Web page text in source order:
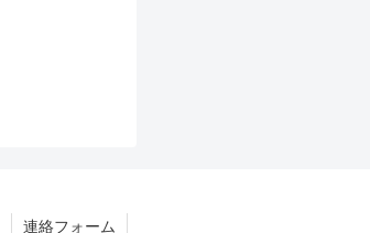
連絡フォーム